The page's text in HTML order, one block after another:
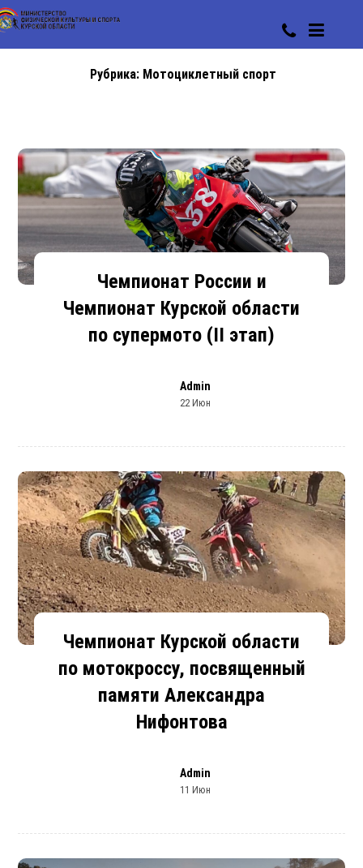
Рубрика: Мотоциклетный спорт
Чемпионат России и
Чемпионат Курской области
по супермото (II этап)
Admin
22 Июн
Чемпионат Курской области
по мотокроссу, посвященный
памяти Александра
Нифонтова
Admin
11 Июн